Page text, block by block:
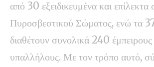
από 30 εξειδικευμένα και επίλεκτα
Πυροσβεστικού Σώματος, ενώ τα
διαθέτουν συνολικά 240 έμπειρους
υπαλλήλους. Με τον τρόπο αυτό,